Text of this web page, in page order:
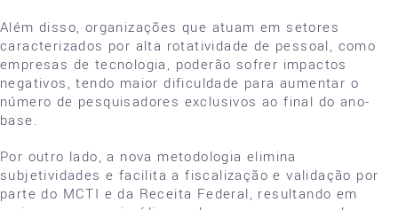
Além disso, organizações que atuam em setores
caracterizados por alta rotatividade de pessoal, como
empresas de tecnologia, poderão sofrer impactos
negativos, tendo maior dificuldade para aumentar o
número de pesquisadores exclusivos ao final do ano-
base.
Por outro lado, a nova metodologia elimina
subjetividades e facilita a fiscalização e validação por
parte do MCTI e da Receita Federal, resultando em